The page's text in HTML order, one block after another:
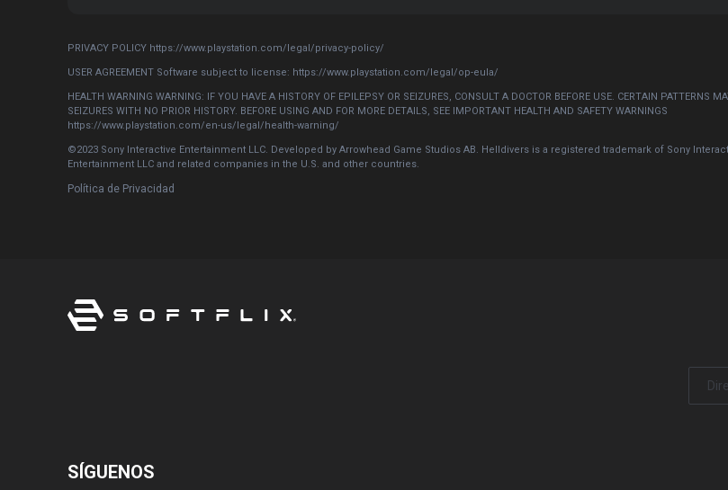
PRIVACY POLICY https://www.playstation.com/legal/privacy-policy/
USER AGREEMENT Software subject to license: https://www.playstation.com/legal/op-eula/
HEALTH WARNING WARNING: IF YOU HAVE A HISTORY OF EPILEPSY OR SEIZURES, CONSULT A DOCTOR BEFORE USE. CERTAIN PATTERNS
SEIZURES WITH NO PRIOR HISTORY. BEFORE USING AND FOR MORE DETAILS, SEE IMPORTANT HEALTH AND SAFETY WARNINGS
https://www.playstation.com/en-us/legal/health-warning/
©2023 Sony Interactive Entertainment LLC. Developed by Arrowhead Game Studios AB. Helldivers is a registered trademark of Sony
Entertainment LLC and related companies in the U.S. and other countries.
Política de Privacidad
SÍGUENOS